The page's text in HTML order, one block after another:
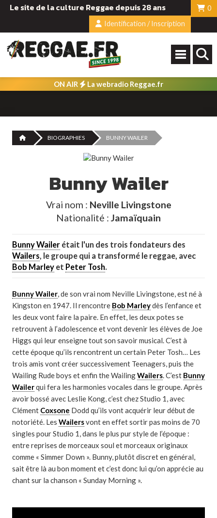
Le site de la culture Reggae depuis 28 ans
0
Identification / Inscription
ON AIR La webradio Reggae.fr
BIOGRAPHIES BUNNY WAILER
Bunny Wailer
Vrai nom : Neville Livingstone
Nationalité : Jamaïquain
Bunny Wailer était l'un des trois fondateurs des
Wailers, le groupe qui a transformé le reggae, avec
Bob Marley et Peter Tosh.
Bunny Wailer, de son vrai nom Neville Livingstone, est né à
Kingston en 1947. Il rencontre Bob Marleydès l’enfance et
les deux vont faire la paire. En effet, les deux potes se
retrouvent à l’adolescence et vont devenir les élèves de Joe
Higgs qui leur enseigne tout son savoir musical. C’est à
cette époque qu’ils rencontrent un certain Peter Tosh… Les
trois amis vont créer successivement Teenagers, puis the
Wailing Rude boys et enfin the WailingWailers. C’est Bunny
Wailerqui fera les harmonies vocales dans le groupe. Après
avoir bossé avec Leslie Kong, c’est chez Studio 1, avec
Clément Coxsone Dodd qu’ils vont acquérir leur début de
notoriété. Les Wailersvont en effet sortir pas moins de 70
singles pour Studio 1, dans le plus pur style de l’époque :
entre reprises de morceaux soul et morceaux originaux
comme « Simmer Down ». Bunny, plutôt discret en général,
sait être là au bon moment et c’est donc lui qu’on apprécie au
chant sur la chanson « Sunday Morning ».